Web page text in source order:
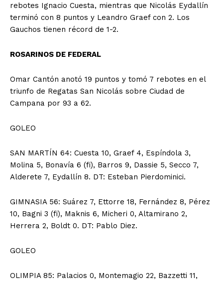
rebotes Ignacio Cuesta, mientras que Nicolás Eydallín
terminó con 8 puntos y Leandro Graef con 2. Los
Gauchos tienen récord de 1-2.
ROSARINOS DE FEDERAL
Omar Cantón anotó 19 puntos y tomó 7 rebotes en el
triunfo de Regatas San Nicolás sobre Ciudad de
Campana por 93 a 62.
GOLEO
SAN MARTÍN 64: Cuesta 10, Graef 4, Espíndola 3,
Molina 5, Bonavía 6 (fi), Barros 9, Dassie 5, Secco 7,
Alderete 7, Eydallín 8. DT: Esteban Pierdominici.
GIMNASIA 56: Suárez 7, Ettorre 18, Fernández 8, Pérez
10, Bagni 3 (fi), Maknis 6, Micheri 0, Altamirano 2,
Herrera 2, Boldt 0. DT: Pablo Diez.
GOLEO
OLIMPIA 85: Palacios 0, Montemagio 22, Bazzetti 11,